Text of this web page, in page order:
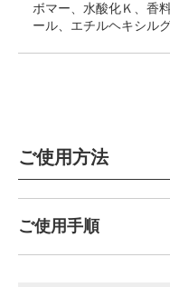
ボマー、水酸化Ｋ、香
ール、エチルヘキシル
ご使用方法
ご使用手順